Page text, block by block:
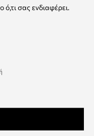
σας ενδιαφέρει.